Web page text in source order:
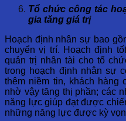
Tổ chức công tác
gia tăng giá trị
Hoạch định nhân sự bao
chuyển vị trí. Hoạch định
quản trị nhân tài cho tổ
trong hoạch định nhân sự
thêm niềm tin, khách hàng
nhờ vậy tăng thị phần; các
năng lực giúp đạt được
những năng lực được kỳ